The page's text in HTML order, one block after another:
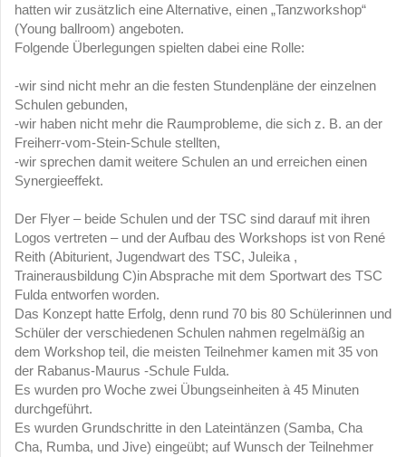
hatten wir zusätzlich eine Alternative, einen „Tanzworkshop“
(Young ballroom) angeboten.
Folgende Überlegungen spielten dabei eine Rolle:
-wir sind nicht mehr an die festen Stundenpläne der einzelnen
Schulen gebunden,
-wir haben nicht mehr die Raumprobleme, die sich z. B. an der
Freiherr-vom-Stein-Schule stellten,
-wir sprechen damit weitere Schulen an und erreichen einen
Synergieeffekt.
Der Flyer – beide Schulen und der TSC sind darauf mit ihren
Logos vertreten – und der Aufbau des Workshops ist von René
Reith (Abiturient, Jugendwart des TSC, Juleika ,
Trainerausbildung C)in Absprache mit dem Sportwart des TSC
Fulda entworfen worden.
Das Konzept hatte Erfolg, denn rund 70 bis 80 Schülerinnen und
Schüler der verschiedenen Schulen nahmen regelmäßig an
dem Workshop teil, die meisten Teilnehmer kamen mit 35 von
der Rabanus-Maurus -Schule Fulda.
Es wurden pro Woche zwei Übungseinheiten à 45 Minuten
durchgeführt.
Es wurden Grundschritte in den Lateintänzen (Samba, Cha
Cha, Rumba, und Jive) eingeübt; auf Wunsch der Teilnehmer